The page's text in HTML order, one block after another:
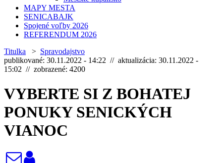
MAPY MESTA
SENICABAJK
Spojené voľby 2026
REFERENDUM 2026
Titulka > Spravodajstvo
publikované: 30.11.2022 - 14:22 // aktualizácia: 30.11.2022 -
15:02 // zobrazené: 4200
VYBERTE SI Z BOHATEJ
PONUKY SENICKÝCH
VIANOC